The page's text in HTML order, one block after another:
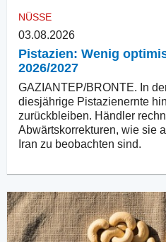
NÜSSE
03.08.2026
Pistazien: Wenig
2026/2027
GAZIANTEP/BRONTE. In
diesjährige Pistazienernte
zurückbleiben. Händler
Abwärtskorrekturen, wie sie
Iran zu beobachten sind.